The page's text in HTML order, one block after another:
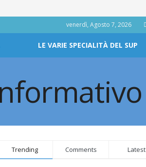
venerdì, Agosto 7, 2026
LE VARIE SPECIALITÀ DEL SUP
Trending Comments Latest